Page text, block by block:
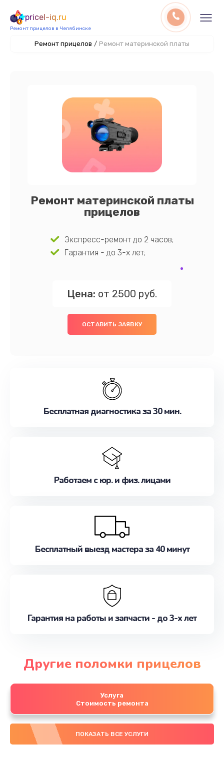
pricel-iq.ru
Ремонт прицелов в Челябинске
Ремонт прицелов / Ремонт материнской платы
Ремонт материнской платы
прицелов
Экспресс-ремонт до 2 часов;
Гарантия - до 3-х лет;
Цена: от 2500 руб.
ОСТАВИТЬ ЗАЯВКУ
Бесплатная диагностика за 30 мин.
Работаем с юр. и физ. лицами
Бесплатный выезд мастера за 40 минут
Гарантия на работы и запчасти - до 3-х лет
Другие поломки прицелов
Услуга
Стоимость ремонта
ПОКАЗАТЬ ВСЕ УСЛУГИ